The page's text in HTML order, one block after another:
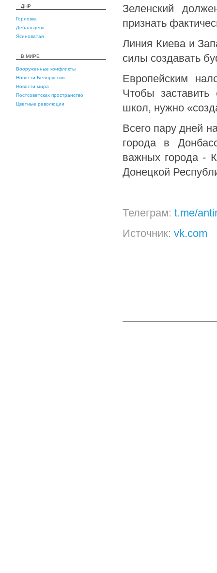
ДНР
Горловка
Дебальцево
Ясиноватая
В МИРЕ
Вооруженные конфликты
Новости Белоруссии
Новости мира
Постсоветских пространство
Цветные революции
Зеленский
признать
Линия Киева и
силы создавать
Европейским
Чтобы
школ, нужно
Всего пару дней
города в
важных города -
Донецкой
Телеграм: t.me/
Источник: vk.com